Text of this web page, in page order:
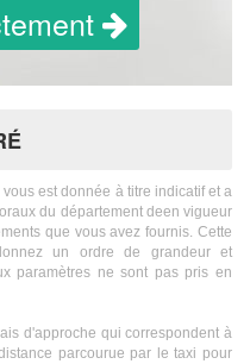
est donnée à titre indicatif et a
du département deen vigueur
que vous avez fournis. Cette
un ordre de grandeur et
paramètres ne sont pas pris en
d'approche qui correspondent à
parcourue par le taxi pour